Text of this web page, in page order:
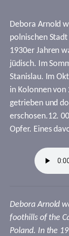
Debora Arnold
polnischen
1930er Jahren
jüdisch. Im
Stanislau. Im
in Kolonnen von
getrieben und
erschosen.12.
Opfer. Eines
Debora Arnold
foothills of the
Poland. In the